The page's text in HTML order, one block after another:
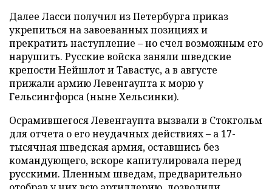
Далее Ласси получил из Петербурга приказ
укрепиться на завоеванных позициях и
прекратить наступление – но счел возможным его
нарушить. Русские войска заняли шведские
крепости Нейшлот и Тавастус, а в августе
прижали армию Левенгаупта к морю у
Гельсингфорса (ныне Хельсинки).
Осрамившегося Левенгаупта вызвали в Стокгольм
для отчета о его неудачных действиях – а 17-
тысячная шведская армия, оставшись без
командующего, вскоре капитулировала перед
русскими. Пленным шведам, предварительно